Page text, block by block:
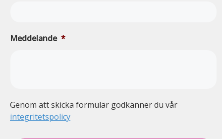
Meddelande *
Genom att skicka formulär godkänner du vår
integritetspolicy